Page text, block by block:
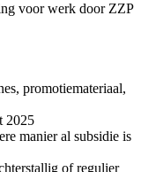
voor werk door ZZP
promotiemateriaal,
2025
manier al subsidie is
of regulier